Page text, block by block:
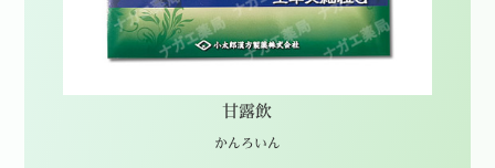
甘露飲
かんろいん